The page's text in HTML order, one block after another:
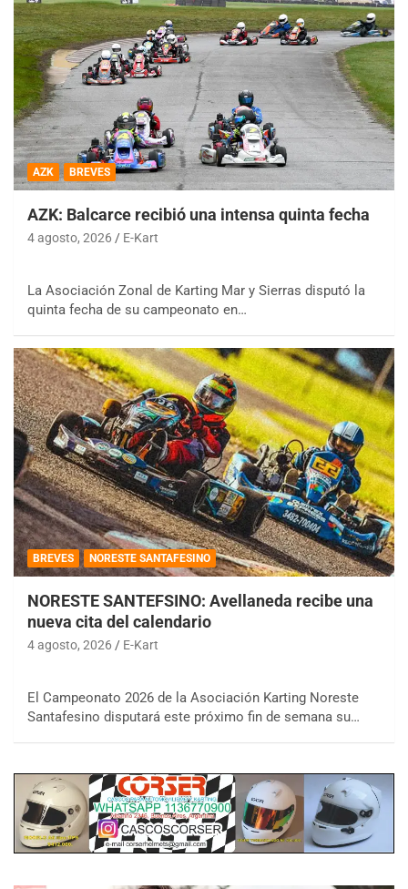
AZK BREVES
AZK: Balcarce recibió una intensa quinta fecha
4 agosto, 2026 E-Kart
La Asociación Zonal de Karting Mar y Sierras disputó la
quinta fecha de su campeonato en…
BREVES NORESTE SANTAFESINO
NORESTE SANTEFSINO: Avellaneda recibe una
nueva cita del calendario
4 agosto, 2026 E-Kart
El Campeonato 2026 de la Asociación Karting Noreste
Santafesino disputará este próximo fin de semana su…